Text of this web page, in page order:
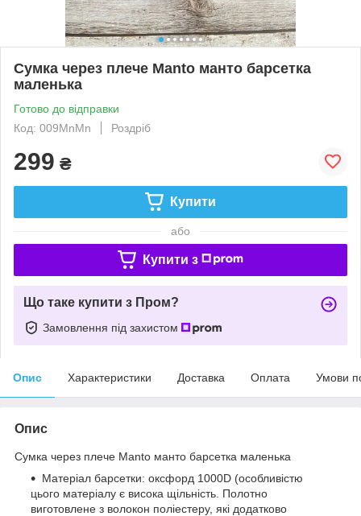
Сумка через плече Manto манто барсетка
маленька
Готово до відправки
Код: 009MnMn
Роздріб
299 ₴
Купити
або
Купити з
Що таке купити з Пром?
Замовлення під захистом
Опис Характеристики Доставка Оплата Умови
Опис
Сумка через плече Manto манто барсетка маленька
Матеріал барсетки: оксфорд 1000D (особливістю
цього матеріалу є висока щільність. Полотно
виготовлене з волокон поліестеру, які додатково